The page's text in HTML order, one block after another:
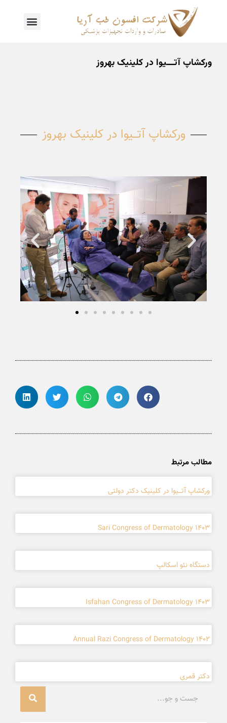
ورکشاپ آتـــیوا در کلینیک بهروز
ورکشاپ آتـــیوا در کلینیک بهروز
مطالب مرتبط
ورکشاپ آتـــیوا در کلینیک دکتر دولتی
Sari Congress of Dermatology 1403
دستگاه نئو اسکالپ
Isfahan Congress of Dermatology 1403
Annual Razi Congress of Dermatology 1402
دکتر قمری